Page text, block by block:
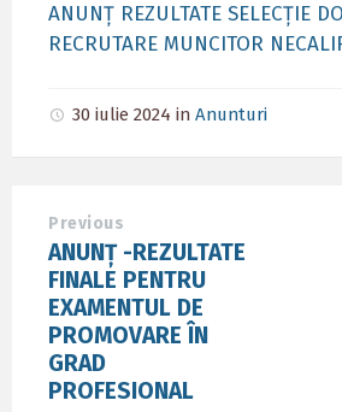
ANUNȚ REZULTATE SELECȚIE
RECRUTARE MUNCITOR
30 iulie 2024 in Anunturi
Previous
ANUNȚ -REZULTATE
FINALE PENTRU
EXAMENTUL DE
PROMOVARE ÎN
GRAD
PROFESIONAL